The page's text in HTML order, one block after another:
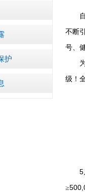
护
自
不断
号、
级！
5
≥